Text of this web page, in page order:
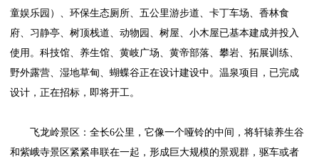
童娱乐园）、环保生态厕所、五公里游步道、卡丁车场、香林食
府、习静亭、树顶栈道、动物园、树屋、小木屋已基本建成并投入
使用。科技馆、养生馆、黄岐广场、黄帝部落、攀岩、拓展训练、
野外露营、湿地草甸、蝴蝶谷正在设计建设中。温泉项目，已完成
设计，正在招标，即将开工。
飞龙岭景区：全长6公里，它像一个哑铃的中间，将轩辕养生谷
和紫峨寺景区紧紧串联在一起，形成巨大规模的景观群，驱车或者